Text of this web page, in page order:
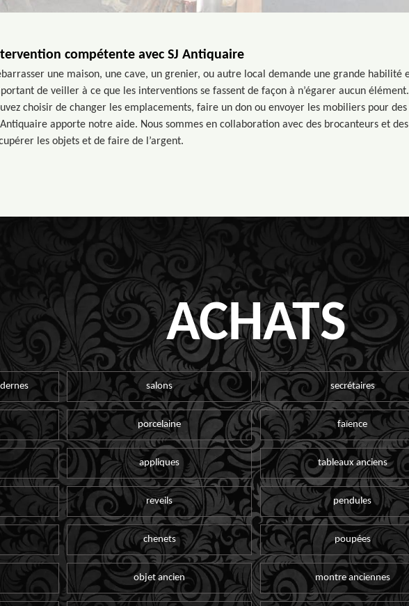
compétente avec SJ Antiquaire
une maison, une cave, un grenier, ou autre local demande une grande habilité
de veiller à ce que les interventions se fassent de façon à n’égarer aucun
choisir de changer les emplacements, faire un don ou envoyer les mobiliers pour
Antiquaire apporte notre aide. Nous sommes en collaboration avec des brocanteurs et
les objets et de faire de l’argent.
ACHATS
salons secrétaires
porcelaine faïence
appliques tableaux anciens
reveils pendules
chenets poupées
objet ancien montre anciennes